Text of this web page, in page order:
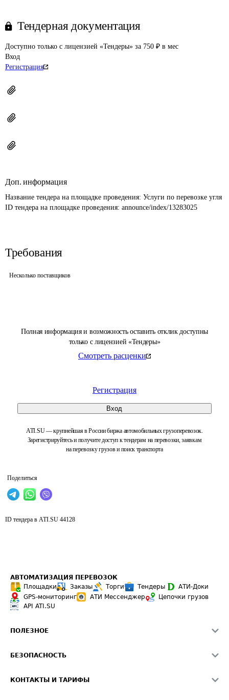
Полная информация и возможность оставить отклик доступны
только с лицензией «Тендеры»
Смотреть расценки
Регистрация
Вход
ATI.SU — крупнейшая в России биржа автомобильных грузоперевозок.
Зарегистрируйтесь и получите доступ к тендерам на перевозки, заявкам
на перевозку грузов и поиск транспорта
Поделиться
Тендерная документация
Доступно только с лицензией «Тендеры» за 750 ₽ в мес
Вход
Регистрация
Доп. информация
Название тендера на площадке проведения: Услуги по перевозке угля
ID тендера на площадке проведения: announce/index/13283025
Требования
Несколько поставщиков
ID тендера в ATI.SU 44128
АВТОМАТИЗАЦИЯ ПЕРЕВОЗОК
Площадки
Заказы Торги Тендеры
АТИ-Доки
GPS-мониторинг
АТИ Мессенджер
Цепочки грузов
API ATI.SU
ПОЛЕЗНОЕ
Звезды ATI.SU на вашем сайте
БЕЗОПАСНОСТЬ
КОНТАКТЫ И ТАРИФЫ